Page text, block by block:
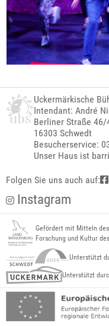
Uckermärkische
Intendant: André
Berliner Straße 46/
16303 Schwedt
Besucherservice:
Unser Haus ist
Folgen Sie uns auch auf:
Instagram
Gefördert mit Mitteln
Forschung und Kultur
Unterstützt
Unterstützt